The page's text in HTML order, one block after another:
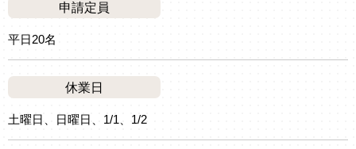
申請定員
平日20名
休業日
土曜日、日曜日、1/1、1/2